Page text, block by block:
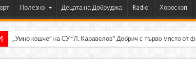
Полезно Децата на Добруджа Radio Хороскоп
„Умно кошче“ на СУ “Л. Каравелов” Добрич с първо място от